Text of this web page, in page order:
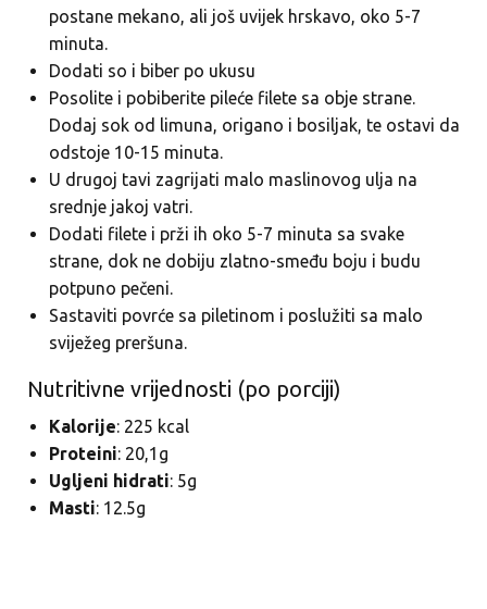
postane mekano, ali još uvijek hrskavo, oko 5-7
minuta.
Dodati so i biber po ukusu
Posolite i pobiberite pileće filete sa obje strane.
Dodaj sok od limuna, origano i bosiljak, te ostavi da
odstoje 10-15 minuta.
U drugoj tavi zagrijati malo maslinovog ulja na
srednje jakoj vatri.
Dodati filete i prži ih oko 5-7 minuta sa svake
strane, dok ne dobiju zlatno-smeđu boju i budu
potpuno pečeni.
Sastaviti povrće sa piletinom i poslužiti sa malo
sviježeg preršuna.
Nutritivne vrijednosti (po porciji)
Kalorije: 225 kcal
Proteini: 20,1g
Ugljeni hidrati: 5g
Masti: 12.5g